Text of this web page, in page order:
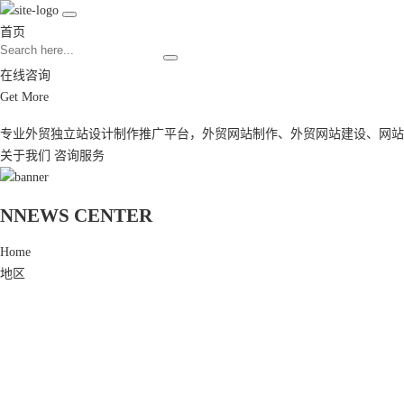
首页
在线咨询
Get More
专业外贸独立站设计制作推广平台， 外贸网站制作、 外贸网站建设、 网
关于我们
咨询服务
NNEWS CENTER
Home
地区